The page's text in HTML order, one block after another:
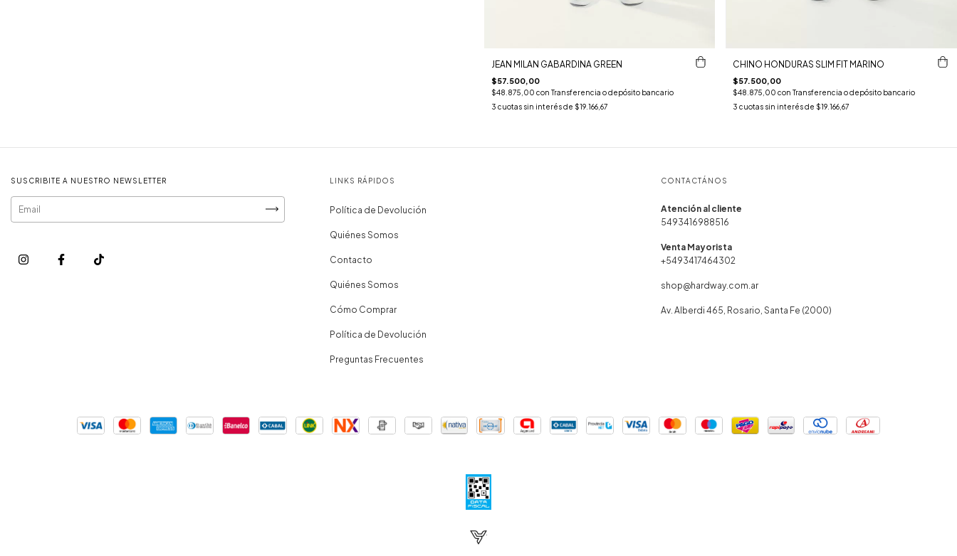
JEAN MILAN GABARDINA GREEN
$57.500,00
$48.875,00 con Transferencia o depósito bancario
3 cuotas sin interés de $19.166,67
CHINO HONDURAS SLIM FIT MARINO
$57.500,00
$48.875,00con Transferencia o depósito bancario
3 cuotas sin interés de $19.166,67
SUSCRIBITE A NUESTRO NEWSLETTER LINKS RÁPIDOS
Política de Devolución
Quiénes Somos
Contacto
Quiénes Somos
Cómo Comprar
Política de Devolución
Preguntas Frecuentes
CONTACTÁNOS
5493416988516
+5493417464302
shop@hardway.com.ar
Av. Alberdi 465, Rosario, Santa Fe (2000)